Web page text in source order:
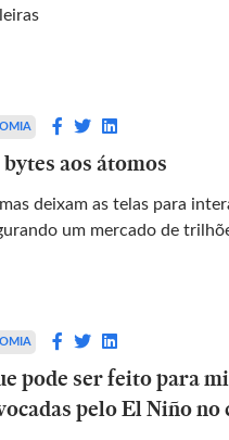
aos átomos
deixam as telas para
um mercado de
pode ser feito para
pelo El Niño no